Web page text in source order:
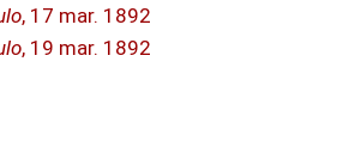
, 17 mar. 1892
, 19 mar. 1892